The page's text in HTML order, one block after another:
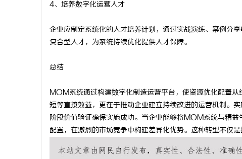
4、培养数字化运营人才
企业应制定系统化的人才培养计划，通过实战演练、案例分
复合型人才，为系统持续优化提供人才保障。
总结
MOM系统通过构建数字化制造运营平台，使资源优化配置
短等直接效益，更在于推动企业建立持续改进的运营机制。
阶段价值验证确保实施成功。当企业能够将MOM系统与精
配置，在激烈的市场竞争中构建差异化优势。这种转型不仅